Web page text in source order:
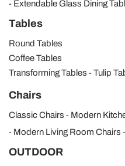
Extendable Glass Dining
Tables
Round Tables
Coffee Tables
Transforming Tables
Tulip
Chairs
Classic Chairs
Modern
Modern Living Room Chairs
OUTDOOR